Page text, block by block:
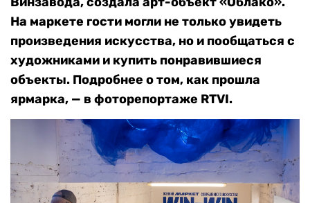
На маркете гости могли не только увидеть
произведения искусства, но и пообщаться с
художниками и купить понравившиеся
объекты. Подробнее о том, как прошла
ярмарка, — в фоторепортаже RTVI.